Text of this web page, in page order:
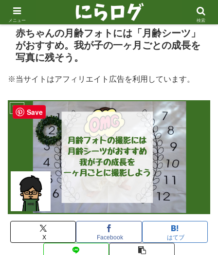
赤ちゃんの月齢フォトには「月齢シーツ」
がおすすめ。我が子の一ヶ月ごとの成長を
写真に残そう。
※当サイトはアフィリエイト広告を利用しています。
育児
X Facebook はてブ
メニュー 検索
Save